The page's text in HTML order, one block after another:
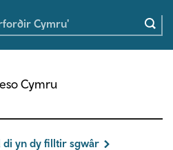
Cymru
di yn dy filltir sgwâr